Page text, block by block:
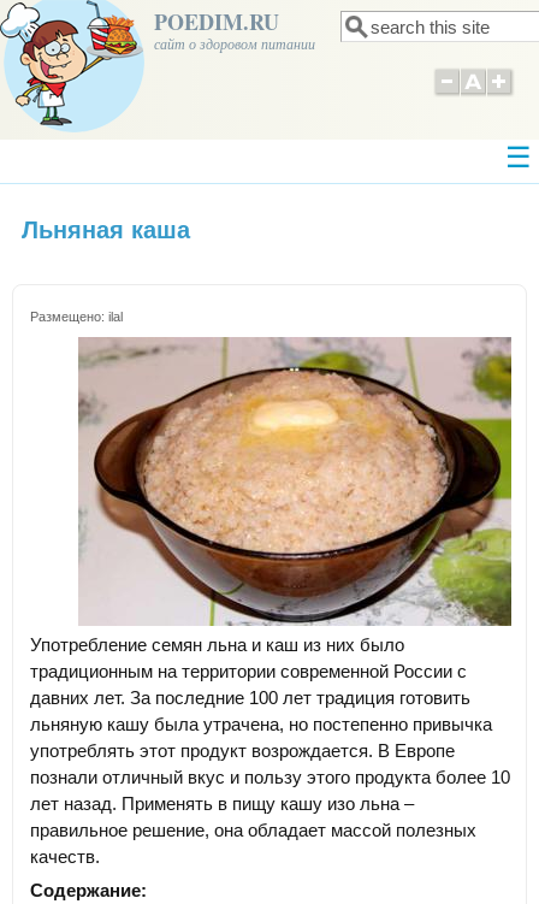
POEDIM.RU
сайт о здоровом питании Форма поиска
Поиск
Льняная каша
Размещено: ilal
Употребление семян льна и каш из них было
традиционным на территории современной России с
давних лет. За последние 100 лет традиция готовить
льняную кашу была утрачена, но постепенно привычка
употреблять этот продукт возрождается. В Европе
познали отличный вкус и пользу этого продукта более 10
лет назад. Применять в пищу кашу изо льна –
правильное решение, она обладает массой полезных
качеств.
Содержание: